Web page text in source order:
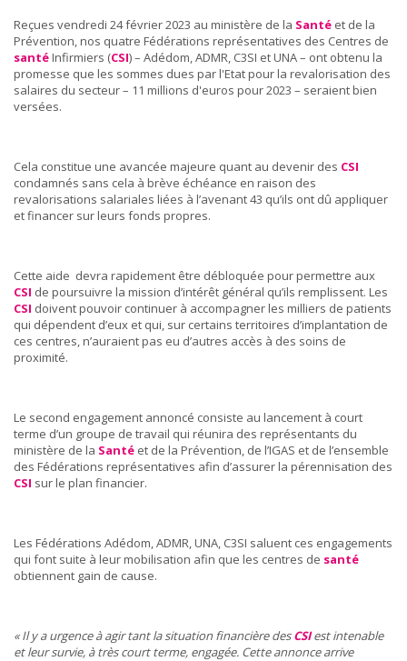
Reçues vendredi 24 février 2023 au ministère de la Santé et de la
Prévention, nos quatre Fédérations représentatives des Centres de
santéInfirmiers (CSI) – Adédom, ADMR, C3SI et UNA – ont obtenu la
promesse que les sommes dues par l'Etat pour la revalorisation des
salaires du secteur – 11 millions d'euros pour 2023 – seraient bien
versées.
Cela constitue une avancée majeure quant au devenir des CSI
condamnés sans cela à brève échéance en raison des
revalorisations salariales liées à l’avenant 43 qu’ils ont dû appliquer
et financer sur leurs fonds propres.
Cette aide devra rapidement être débloquée pour permettre aux
CSI de poursuivre la mission d’intérêt général qu’ils remplissent. Les
CSI doivent pouvoir continuer à accompagner les milliers de patients
qui dépendent d’eux et qui, sur certains territoires d’implantation de
ces centres, n’auraient pas eu d’autres accès à des soins de
proximité.
Le second engagement annoncé consiste au lancement à court
terme d’un groupe de travail qui réunira des représentants du
ministère de la Santé et de la Prévention, de l’IGAS et de l’ensemble
des Fédérations représentatives afin d’assurer la pérennisation des
CSI sur le plan financier.
Les Fédérations Adédom, ADMR, UNA, C3SI saluent ces engagements
qui font suite à leur mobilisation afin que les centres de santé
obtiennent gain de cause.
« Il y a urgence à agir tant la situation financière desCSIest intenable
et leur survie, à très court terme, engagée. Cette annonce arrive